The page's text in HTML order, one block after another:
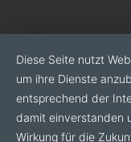
Diese Seite nutzt
um ihre Dienste
entsprechend der
damit einverstanden
Wirkung für die